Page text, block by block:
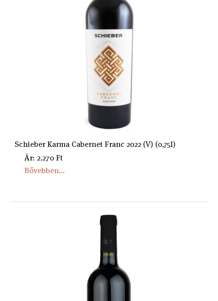
Schieber Karma Cabernet Franc 2022 (V) (0,75l)
Ár: 2.270 Ft
Bővebben...